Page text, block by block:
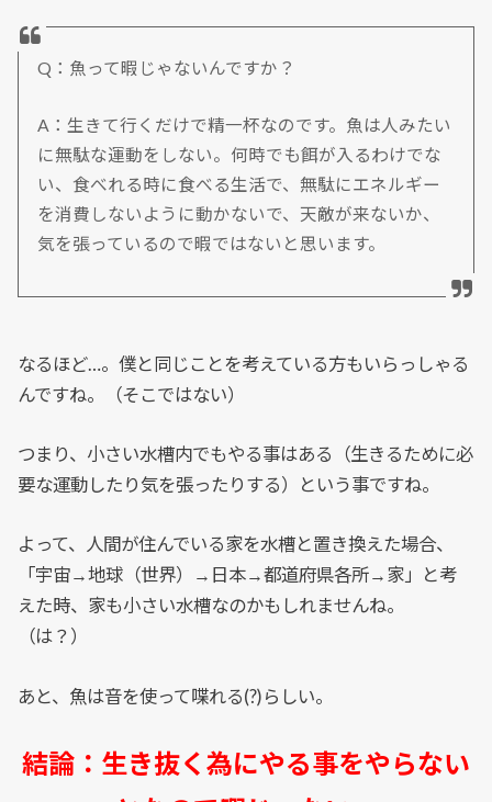
Q：魚って暇じゃないんですか？
A：生きて行くだけで精一杯なのです。魚は人みたい
に無駄な運動をしない。何時でも餌が入るわけでな
い、食べれる時に食べる生活で、無駄にエネルギー
を消費しないように動かないで、天敵が来ないか、
気を張っているので暇ではないと思います。
なるほど…。僕と同じことを考えている方もいらっしゃる
んですね。（そこではない）
つまり、小さい水槽内でもやる事はある（生きるために必
要な運動したり気を張ったりする）という事ですね。
よって、人間が住んでいる家を水槽と置き換えた場合、
「宇宙→地球（世界）→日本→都道府県各所→家」と考
えた時、家も小さい水槽なのかもしれませんね。
（は？）
あと、魚は音を使って喋れる(?)らしい。
結論：生き抜く為にやる事をやらない